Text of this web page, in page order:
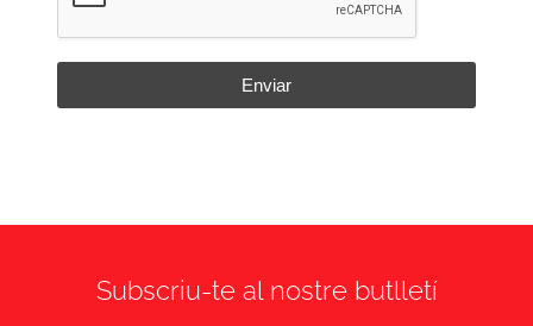
Enviar
Subscriu-te al nostre butlletí